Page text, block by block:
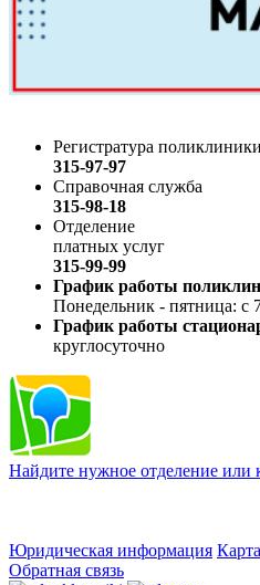
Регистратура поликлиники
315-97-97
Справочная служба
315-98-18
Отделение
платных услуг
315-99-99
График работы
Понедельник - пятница: с
График работы
круглосуточно
Найдите нужное отделение или
Юридическая информация
Обратная связь